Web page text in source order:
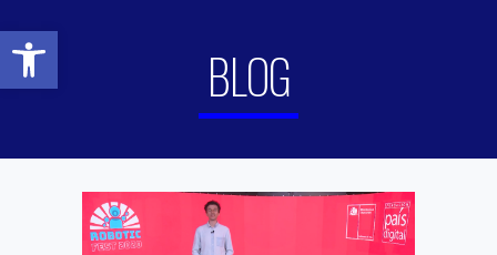
Abrir barra de herramientas
BLOG